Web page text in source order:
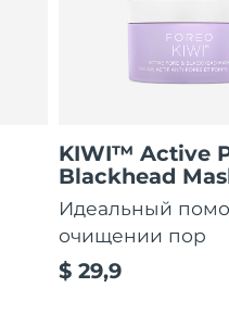
KIWI™ Active
Blackhead
Идеальный
очищении пор
$ 29,9